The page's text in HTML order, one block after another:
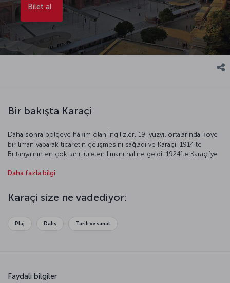
Bilet al
Bir bakışta Karaçi
Daha sonra bölgeye hâkim olan İngilizler, 19. yüzyıl ortalarında köye
bir liman yaparak ticaretin gelişmesini sağladı ve Karaçi, 1914’te
Britanya’nın en çok tahıl üreten limanı haline geldi. 1924’te Karaçi’ye
Pakistan’ın 1947’de bağımsızlığını kazanmasının ardından şehir,
noktalarından biri olarak karşımıza çıkıyor. Avrupa’yı ve Amerika’yı
andıran sokakların yanı sıra Doğu’nun gizemli mimarisinin çarpıcı
Daha fazla bilgi
Karaçi size ne vadediyor:
Plaj Dalış Tarih ve sanat
Faydalı bilgiler